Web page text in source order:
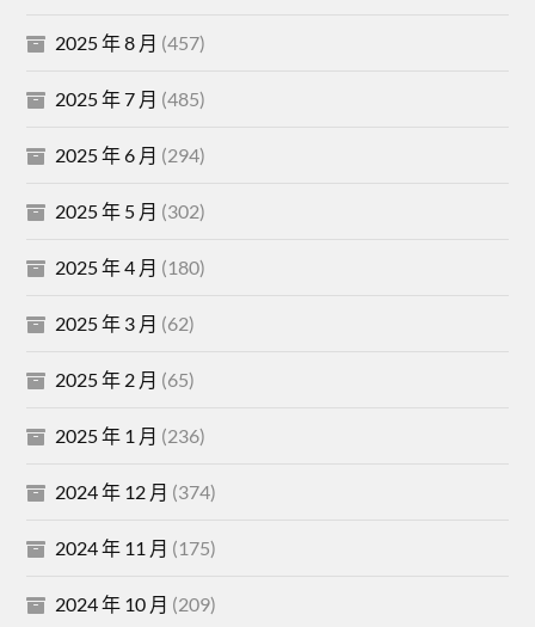
2025 年 8 月 (457)
2025 年 7 月 (485)
2025 年 6 月 (294)
2025 年 5 月 (302)
2025 年 4 月 (180)
2025 年 3 月 (62)
2025 年 2 月 (65)
2025 年 1 月 (236)
2024 年 12 月 (374)
2024 年 11 月 (175)
2024 年 10 月 (209)